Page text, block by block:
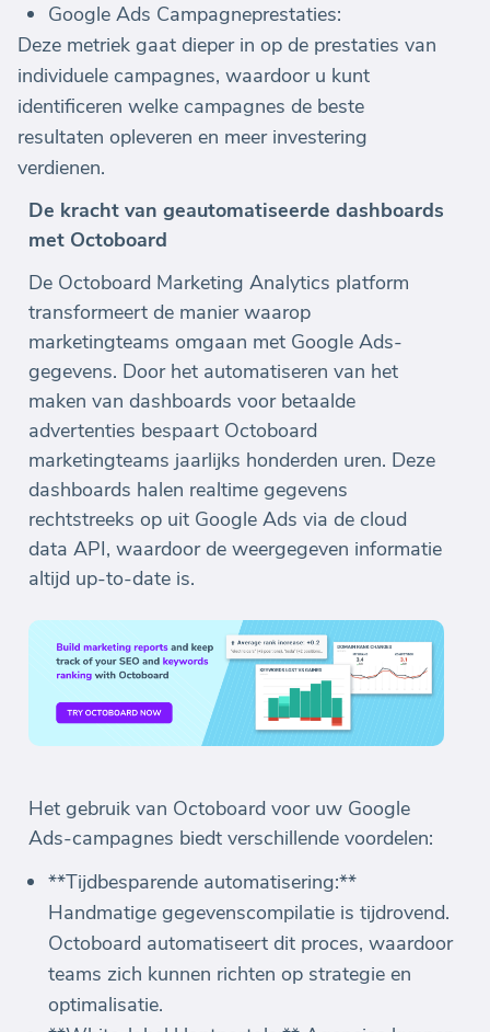
Google Ads Campagneprestaties:
Deze metriek gaat dieper in op de prestaties van
individuele campagnes, waardoor u kunt
identificeren welke campagnes de beste
resultaten opleveren en meer investering
verdienen.
De kracht van geautomatiseerde dashboards
met Octoboard
De Octoboard Marketing Analytics platform
transformeert de manier waarop
marketingteams omgaan met Google Ads-
gegevens. Door het automatiseren van het
maken van dashboards voor betaalde
advertenties bespaart Octoboard
marketingteams jaarlijks honderden uren. Deze
dashboards halen realtime gegevens
rechtstreeks op uit Google Ads via de cloud
data API, waardoor de weergegeven informatie
altijd up-to-date is.
Het gebruik van Octoboard voor uw Google
Ads-campagnes biedt verschillende voordelen:
**Tijdbesparende automatisering:**
Handmatige gegevenscompilatie is tijdrovend.
Octoboard automatiseert dit proces, waardoor
teams zich kunnen richten op strategie en
optimalisatie.